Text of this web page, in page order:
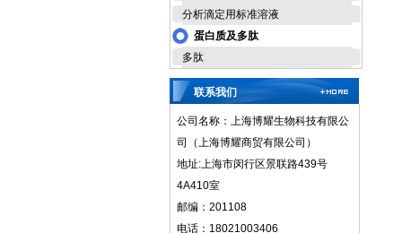
分析滴定用标准溶液
蛋白质及多肽
多肽
联系我们
公司名称：上海博耀生物科技有限公
司（上海博耀商贸有限公司）
地址:上海市闵行区景联路439号
4A410室
邮编：201108
电话：18021003406